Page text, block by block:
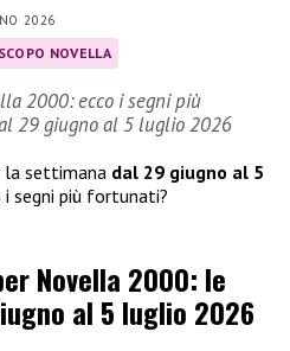
2026
NOVELLA
2000: ecco i segni più
29 giugno al 5 luglio 2026
la settimana dal 29 giugno al 5
i segni più fortunati?
Novella 2000: le
al 5 luglio 2026